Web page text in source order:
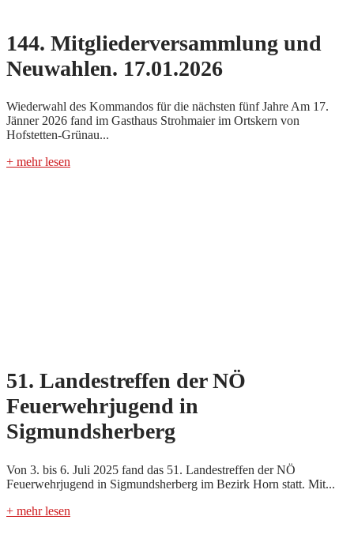
144. Mitgliederversammlung und
Neuwahlen. 17.01.2026
Wiederwahl des Kommandos für die nächsten fünf Jahre Am 17.
Jänner 2026 fand im Gasthaus Strohmaier im Ortskern von
Hofstetten-Grünau...
+ mehr lesen
51. Landestreffen der NÖ
Feuerwehrjugend in
Sigmundsherberg
Von 3. bis 6. Juli 2025 fand das 51. Landestreffen der NÖ
Feuerwehrjugend in Sigmundsherberg im Bezirk Horn statt. Mit...
+ mehr lesen